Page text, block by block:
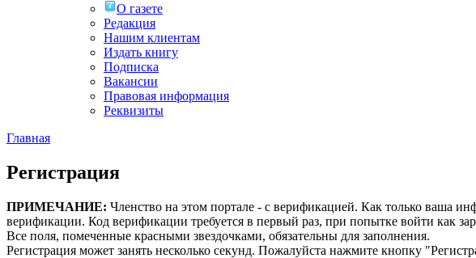
О газете
Редакция
Нашим клиентам
Издать книгу
Подписка
Вакансии
Правовая информация
Реквизиты
Главная
Регистрация
ПРИМЕЧАНИЕ: Членство на этом портале - с верификацией. Как только ваша
верификации. Код верификации требуется в первый раз, при попытке войти как
Все поля, помеченные красными звездочками, обязательны для заполнения.
Регистрация может занять несколько секунд. Пожалуйста нажмите кнопку